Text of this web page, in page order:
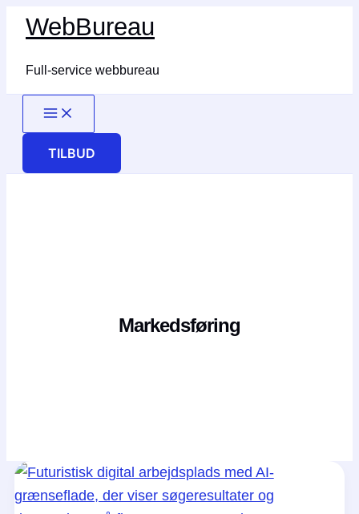
indholdet
WebBureau
Full-service webbureau
TILBUD
Markedsføring